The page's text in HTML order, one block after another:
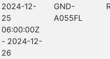
2024-12-
25
06:00:00Z
- 2024-12-
26
GND-
A055FL